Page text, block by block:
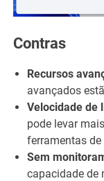
Contras
Recursos
avançados
Velocidade de
pode levar
ferramentas
Sem
capacidade de